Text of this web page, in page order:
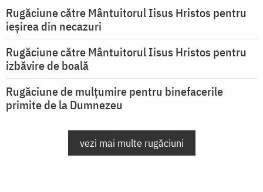
Rugăciune către Mântuitorul Iisus Hristos pentru
ieşirea din necazuri
Rugăciune către Mântuitorul Iisus Hristos pentru
izbăvire de boală
Rugăciune de mulțumire pentru binefacerile
primite de la Dumnezeu
vezi mai multe rugăciuni